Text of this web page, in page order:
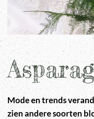
Mode en trends
zien andere soorten